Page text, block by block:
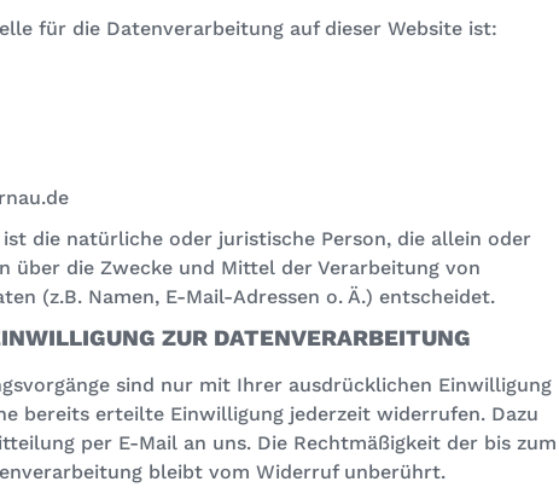
für die Datenverarbeitung auf dieser Website ist:
die natürliche oder juristische Person, die allein oder
über die Zwecke und Mittel der Verarbeitung von
(z.B. Namen, E-Mail-Adressen o. Ä.) entscheidet.
ZUR DATENVERARBEITUNG
sind nur mit Ihrer ausdrücklichen Einwilligung
bereits erteilte Einwilligung jederzeit widerrufen. Dazu
per E-Mail an uns. Die Rechtmäßigkeit der bis zum
bleibt vom Widerruf unberührt.